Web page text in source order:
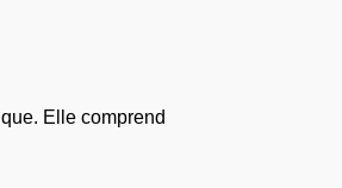
Elle comprend